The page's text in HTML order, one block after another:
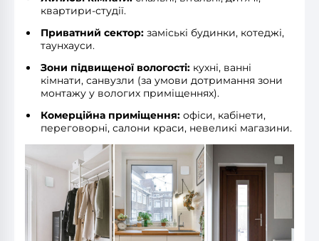
квартири-студії.
Приватний сектор: заміські будинки, котеджі,
таунхауси.
Зони підвищеної вологості: кухні, ванні
кімнати, санвузли (за умови дотримання зони
монтажу у вологих приміщеннях).
Комерційна приміщення: офіси, кабінети,
переговорні, салони краси, невеликі магазини.